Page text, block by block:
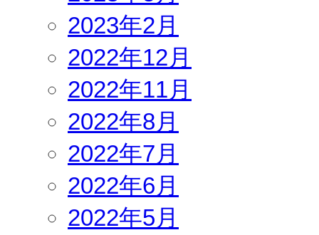
2023年2月
2022年12月
2022年11月
2022年8月
2022年7月
2022年6月
2022年5月